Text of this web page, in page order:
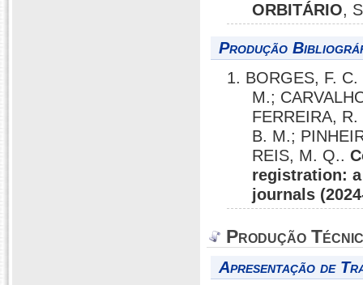
ORBITÁRIO,
Produção
1. BORGES, F.
M.;
FERREIRA,
B. M.;
REIS, M. Q..
registration:
journals
Produção
Apresentação de